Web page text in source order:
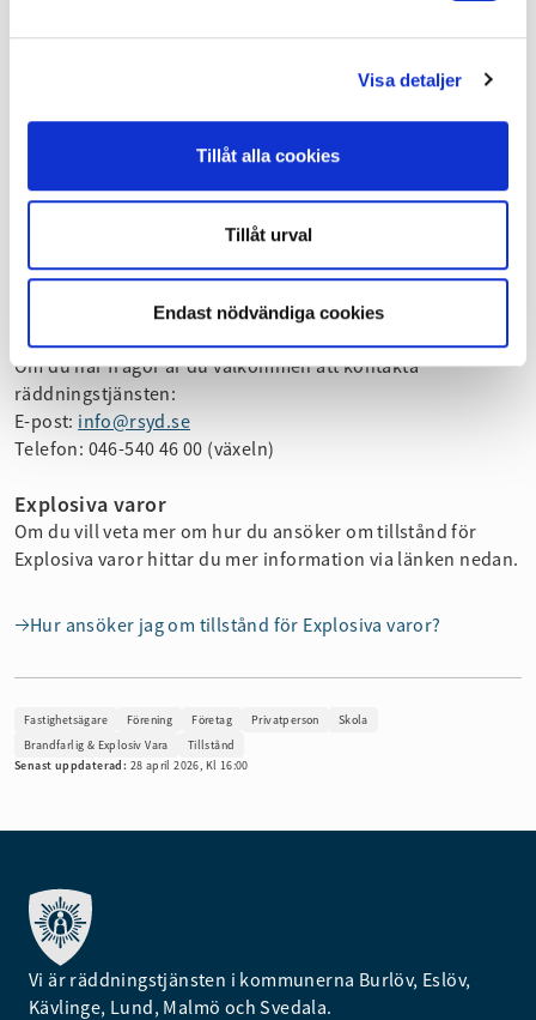
Visa detaljer
Tillåt alla cookies
Tillåt urval
Endast nödvändiga cookies
Den nuvarande verksamhetsutövarens namn och
Den nya verksamhetsutövarens namn och
organisationsnummer
Anmälan ska skickas till:
Frågor
Om du har frågor är du välkommen att kontakta
räddningstjänsten:
E-post: info@rsyd.se
Telefon: 046-540 46 00 (växeln)
Explosiva varor
Om du vill veta mer om hur du ansöker om tillstånd för
Explosiva varor hittar du mer information via länken nedan.
Hur ansöker jag om tillstånd för Explosiva varor?
Fastighetsägare Förening Företag Privatperson
Skola
Brandfarlig & Explosiv Vara
Tillstånd
Senast uppdaterad: 28 april 2026, Kl 16:00
Vi är räddningstjänsten i kommunerna Burlöv, Eslöv,
Kävlinge, Lund, Malmö och Svedala.